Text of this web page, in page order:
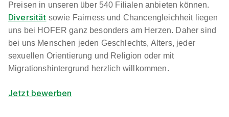
Lehrling Einzelhandel (m/w/d)
GmbH
01.08.2026
4020 Linz
Preisen in unseren über 540 Filialen anbieten können.
Diversität sowie Fairness und Chancengleichheit liegen
uns bei HOFER ganz besonders am Herzen. Daher sind
bei uns Menschen jeden Geschlechts, Alters, jeder
sexuellen Orientierung und Religion oder mit
Migrationshintergrund herzlich willkommen.
Jetzt bewerben